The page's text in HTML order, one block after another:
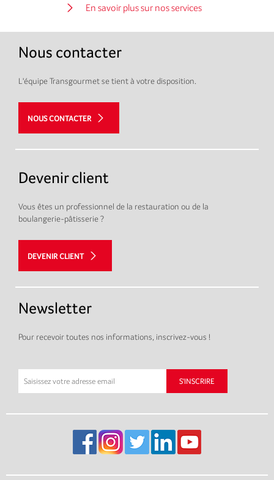
En savoir plus sur nos services
Nous contacter
L'équipe Transgourmet se tient à votre disposition.
NOUS CONTACTER
Devenir client
Vous êtes un professionnel de la restauration ou de la
boulangerie-pâtisserie ?
DEVENIR CLIENT
Newsletter
Pour recevoir toutes nos informations, inscrivez-vous !